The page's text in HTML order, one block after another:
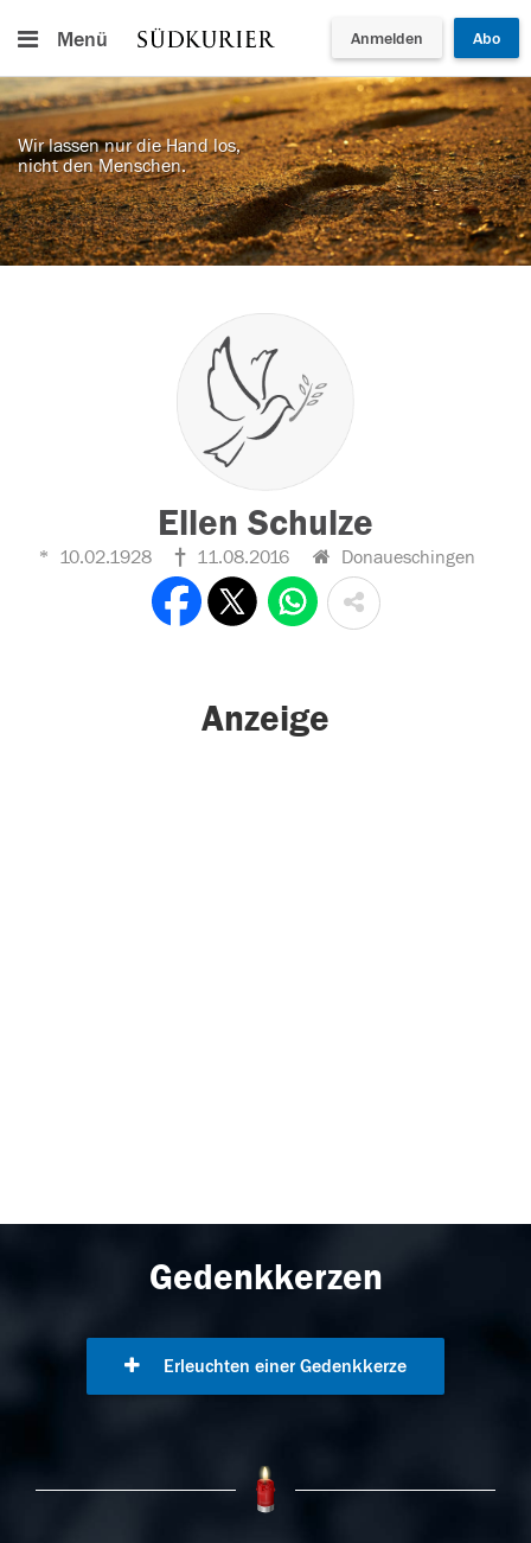
Menü Anmelden Abo
Wir lassen nur die Hand los,
nicht den Menschen.
Ellen Schulze
10.02.1928 11.08.2016 Donaueschingen
Anzeige
Gedenkkerzen
Erleuchten einer Gedenkkerze